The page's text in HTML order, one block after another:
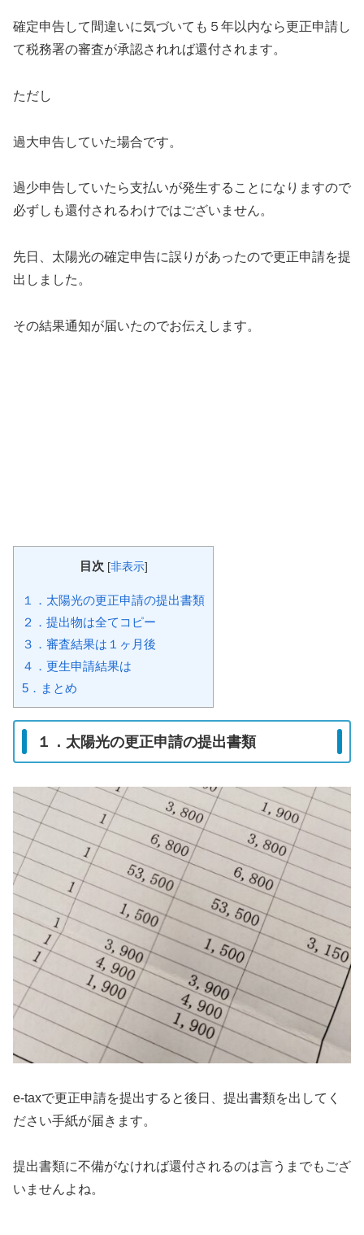
確定申告して間違いに気づいても５年以内なら更正申請し
て税務署の審査が承認されれば還付されます。
ただし
過大申告していた場合です。
過少申告していたら支払いが発生することになりますので
必ずしも還付されるわけではございません。
先日、太陽光の確定申告に誤りがあったので更正申請を提
出しました。
その結果通知が届いたのでお伝えします。
目次 [非表示]
１．太陽光の更正申請の提出書類
２．提出物は全てコピー
３．審査結果は１ヶ月後
４．更生申請結果は
5．まとめ
１．太陽光の更正申請の提出書類
e-taxで更正申請を提出すると後日、提出書類を出してく
ださい手紙が届きます。
提出書類に不備がなければ還付されるのは言うまでもござ
いませんよね。